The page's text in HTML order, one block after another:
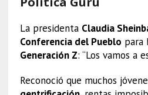
La presidenta Claudia
Conferencia del Pueblo para
Generación Z: “Los vamos a
Reconoció que muchos